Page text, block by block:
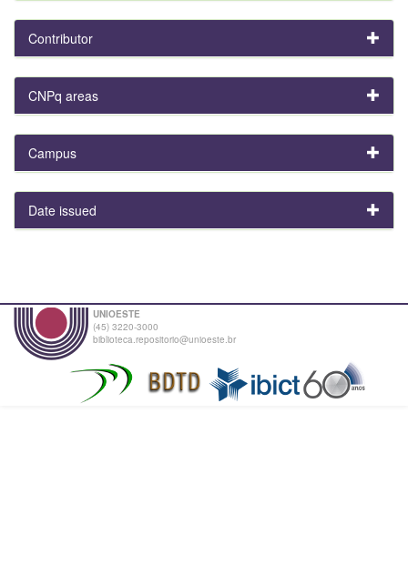
Contributor
CNPq areas
Campus
Date issued
UNIOESTE
(45) 3220-3000
biblioteca.repositorio@unioeste.br